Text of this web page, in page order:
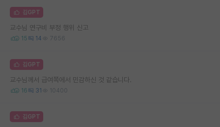
김GPT
교수님 연구비 부정 행위 신고
15 14 7656
김GPT
교수님께서 급여쪽에서 민감하신 것 같습니다.
16 31 10400
김GPT